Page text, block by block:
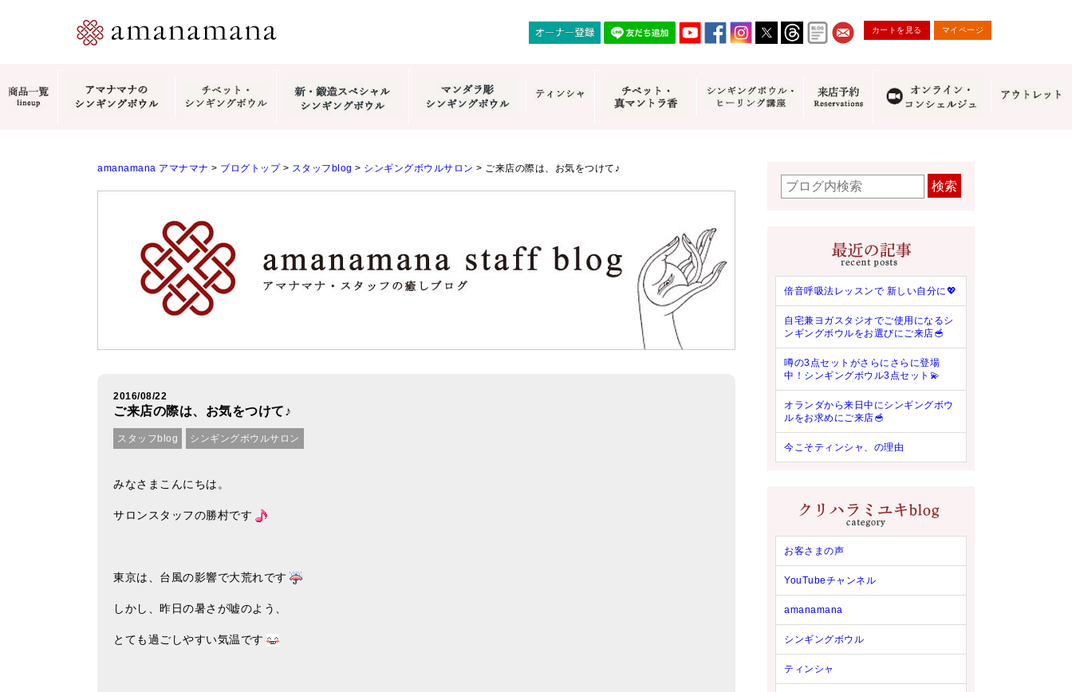
カートを見る マイページ
amanamana アマナマナ > ブログトップ> スタッフblog > シンギングボウルサロン > ご来店の際は、お気をつけて♪
2016/08/22
ご来店の際は、お気をつけて♪
スタッフblog シンギングボウルサロン
みなさまこんにちは。
サロンスタッフの勝村です
東京は、台風の影響で大荒れです
しかし、昨日の暑さが嘘のよう、
とても過ごしやすい気温です
検索
倍音呼吸法レッスンで 新しい自分に💖
自宅兼ヨガスタジオでご使用になるシ
ンギングボウルをお選びにご来店🥣
噂の3点セットがさらにさらに登場
中！シンギングボウル3点セット💫
オランダから来日中にシンギングボウ
ルをお求めにご来店🥣
今こそティンシャ、の理由
お客さまの声
YouTubeチャンネル
amanamana
シンギングボウル
ティンシャ